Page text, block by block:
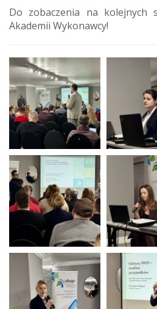
Do zobaczenia na kolejnych
Akademii Wykonawcy!